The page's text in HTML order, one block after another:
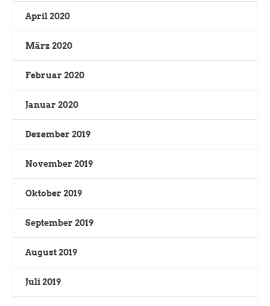
April 2020
März 2020
Februar 2020
Januar 2020
Dezember 2019
November 2019
Oktober 2019
September 2019
August 2019
Juli 2019